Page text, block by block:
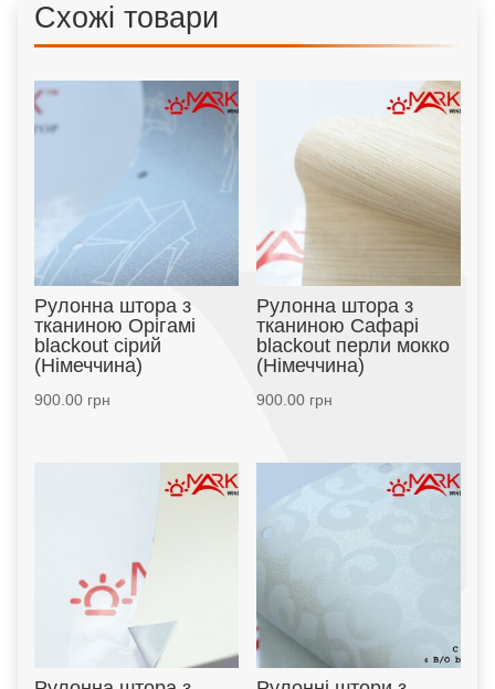
Схожі товари
Рулонна штора з
тканиною Орігамі
blackout сірий
(Німеччина)
900.00грн
Рулонна штора з
тканиною Сафарі
blackout перли мокко
(Німеччина)
900.00грн